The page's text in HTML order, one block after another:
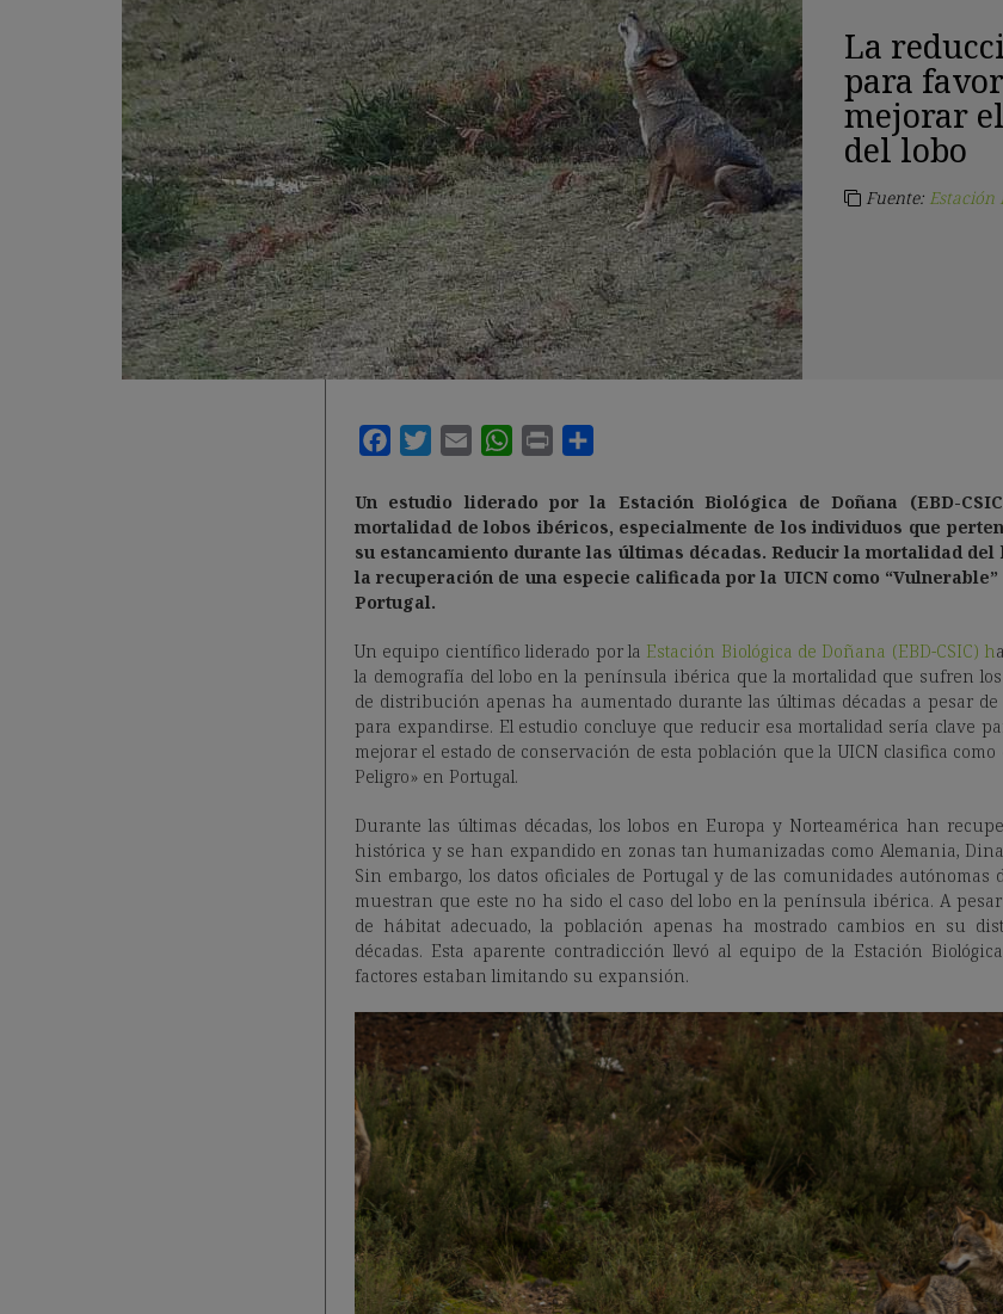
La
para
mejorar
del lobo
Fuente: Estación
Un estudio liderado por la Estación Biológica de Doñana (EBD-
mortalidad de lobos ibéricos, especialmente de los individuos que
su estancamiento durante las últimas décadas. Reducir la mortalidad
la recuperación de una especie calificada por la UICN como “Vulnerable”
Portugal.
Un equipo científico liderado por la Estación Biológica de Doñana (EBD-CSIC) h
la demografía del lobo en la península ibérica que la mortalidad que sufren
de distribución apenas ha aumentado durante las últimas décadas a pesar
para expandirse. El estudio concluye que reducir esa mortalidad sería clave
mejorar el estado de conservación de esta población que la UICN clasifica
Peligro» en Portugal.
Durante las últimas décadas, los lobos en Europa y Norteamérica han
histórica y se han expandido en zonas tan humanizadas como Alemania,
Sin embargo, los datos oficiales de Portugal y de las comunidades autónomas
muestran que este no ha sido el caso del lobo en la península ibérica. A
de hábitat adecuado, la población apenas ha mostrado cambios en su
décadas. Esta aparente contradicción llevó al equipo de la Estación
factores estaban limitando su expansión.